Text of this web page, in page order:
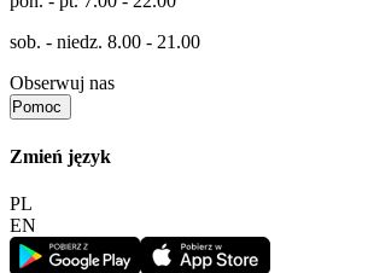
sob. - niedz. 8.00 - 21.00
Obserwuj nas
Pomoc
Zmień język
PL
EN